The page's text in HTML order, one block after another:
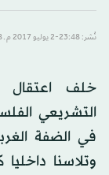
نُشر: 23:48-2 يوليو 2017 م ـ 08 شوّال 1438 هـ
خلف اعتقال
في الضفة
وتلاسنا